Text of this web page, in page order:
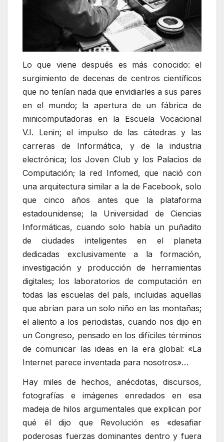
Lo que viene después es más conocido: el
surgimiento de decenas de centros científicos
que no tenían nada que envidiarles a sus pares
en el mundo; la apertura de un fábrica de
minicomputadoras en la Escuela Vocacional
V.I. Lenin; el impulso de las cátedras y las
carreras de Informática, y de la industria
electrónica; los Joven Club y los Palacios de
Computación; la red Infomed, que nació con
una arquitectura similar a la de Facebook, solo
que cinco años antes que la plataforma
estadounidense; la Universidad de Ciencias
Informáticas, cuando solo había un puñadito
de ciudades inteligentes en el planeta
dedicadas exclusivamente a la formación,
investigación y producción de herramientas
digitales; los laboratorios de computación en
todas las escuelas del país, incluidas aquellas
que abrían para un solo niño en las montañas;
el aliento a los periodistas, cuando nos dijo en
un Congreso, pensado en los difíciles términos
de comunicar las ideas en la era global: «La
Internet parece inventada para nosotros»…
Hay miles de hechos, anécdotas, discursos,
fotografías e imágenes enredados en esa
madeja de hilos argumentales que explican por
qué él dijo que Revolución es «desafiar
poderosas fuerzas dominantes dentro y fuera